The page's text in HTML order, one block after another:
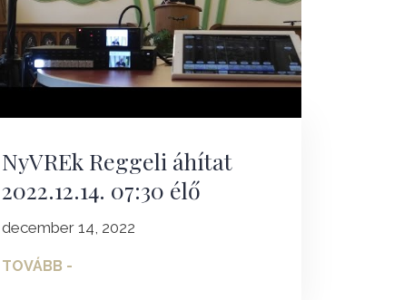
NyVREk Reggeli áhítat
2022.12.14. 07:30 élő
december 14, 2022
TOVÁBB -